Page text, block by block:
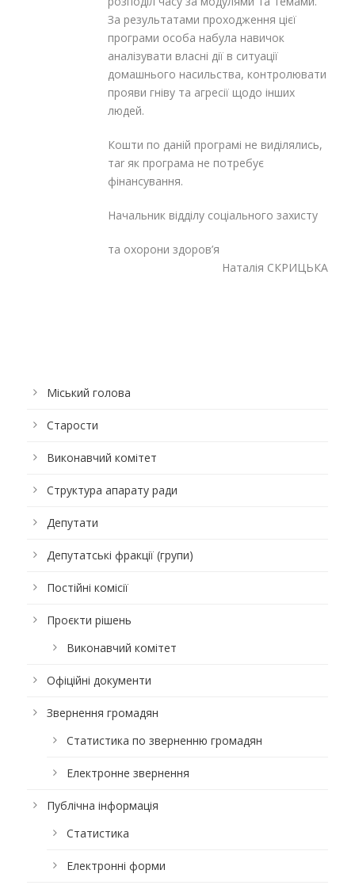
За результатами проходження цієї
програми особа набула навичок
аналізувати власні дії в ситуації
домашнього насильства, контролювати
прояви гніву та агресії щодо інших
людей.
Кошти по даній програмі не виділялись,
таr як програма не потребує
фінансування.
Начальник відділу соціального захисту
та охорони здоров’я
Наталія СКРИЦЬКА
Міський голова
Старости
Виконавчий комітет
Структура апарату ради
Депутати
Депутатські фракції (групи)
Постійні комісії
Проєкти рішень
Виконавчий комітет
Офіційні документи
Звернення громадян
Статистика по зверненню громадян
Електронне звернення
Публічна інформація
Статистика
Електронні форми